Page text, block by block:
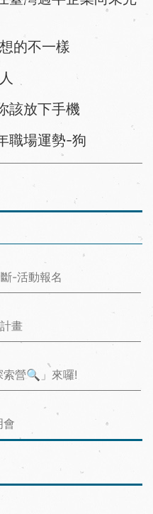
的不一樣
該放下手機
職場運勢-狗
-活動報名
畫
索營🔍」來囉!
會